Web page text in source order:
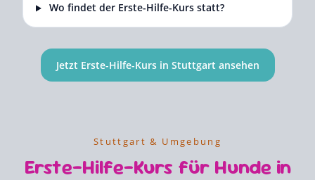
Wo findet der Erste-Hilfe-Kurs statt?
Jetzt Erste-Hilfe-Kurs in Stuttgart ansehen
Stuttgart & Umgebung
Erste-Hilfe-Kurs für Hunde in